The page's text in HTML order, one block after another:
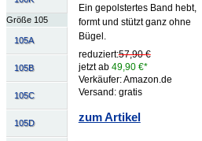
Größe 105
105A
105B
105C
105D
Ein gepolstertes Band hebt,
formt und stützt ganz ohne
Bügel.
reduziert:57,90 €
jetzt ab 49,90 €*
Verkäufer: Amazon.de
Versand: gratis
zum Artikel